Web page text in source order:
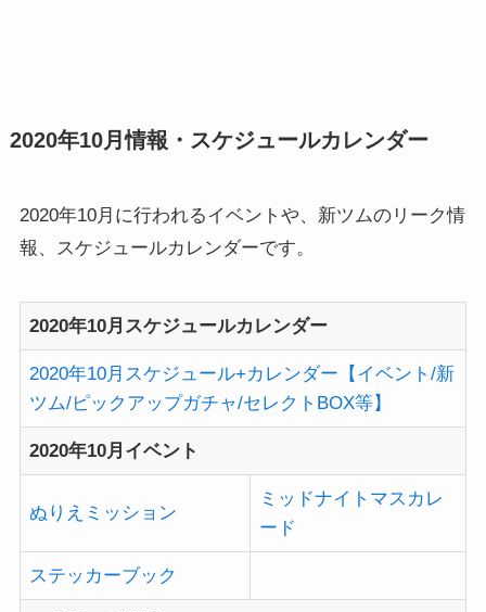
2020年10月情報・スケジュールカレンダー
2020年10月に行われるイベントや、新ツムのリーク情
報、スケジュールカレンダーです。
2020年10月スケジュールカレンダー
2020年10月スケジュール+カレンダー【イベント/新
ツム/ピックアップガチャ/セレクトBOX等】
2020年10月イベント
ぬりえミッション
ミッドナイトマスカレ
ード
ステッカーブック